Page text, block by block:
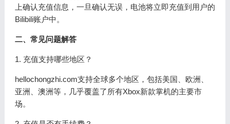
上确认充值信息，一旦确认无误，电池将立即充值到用户的
Bilibili账户中。
二、常见问题解答
1. 充值支持哪些地区？
hellochongzhi.com支持全球多个地区，包括美国、欧洲、
亚洲、澳洲等，几乎覆盖了所有Xbox新款掌机的主要市
场。